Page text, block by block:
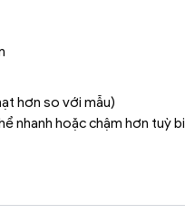
hơn so với mẫu)
nhanh hoặc chậm hơn tuỳ